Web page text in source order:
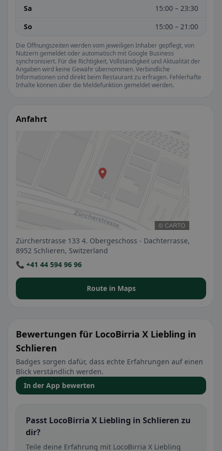
Sa
15:00 – 23:30
So
15:00 – 21:00
Die Öffnungszeiten werden vom jeweiligen Inhaber gepflegt, von
Nutzern gemeldet oder automatisch mit Google Business
synchronisiert. Für die Richtigkeit, Vollständigkeit und Aktualität der
Angaben wird keine Gewähr übernommen. Verbindliche
Informationen sind direkt beim Restaurant zu erfragen. Fehlerhafte
Inhalte können über die Meldefunktion gemeldet werden.
Anfahrt
Zürcherstrasse 133 4. Obergeschoss - Dachterrasse,
8952 Schlieren, Switzerland
📞 +41 44 594 96 96
Route in Maps
Bewertungen für LocoBirria X Liebling in
Schlieren
Badges sorgen dafür, dass echte Erfahrungen auf einen
Blick verständlich werden.
In der App bewerten
Passt LocoBirria X Liebling in Schlieren zu
dir?
Teile deine Erfahrung mit LocoBirria X Liebling